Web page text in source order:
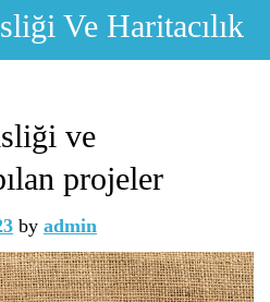
Ve Haritacılık
ve
projeler
by admin